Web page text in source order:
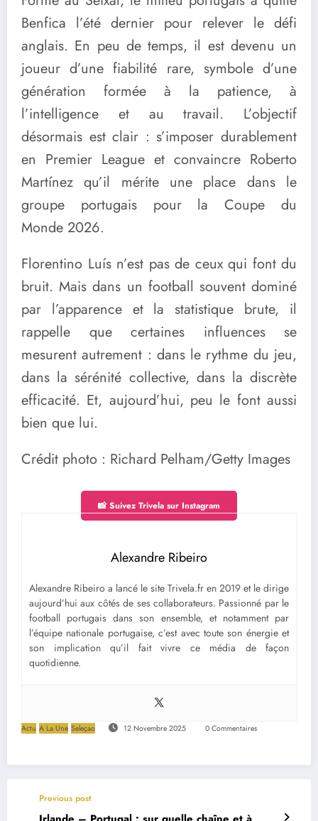
Benfica l’été dernier pour relever le défi
anglais. En peu de temps, il est devenu un
joueur d’une fiabilité rare, symbole d’une
génération formée à la patience, à
l’intelligence et au travail. L’objectif
désormais est clair : s’imposer durablement
en Premier League et convaincre Roberto
Martínez qu’il mérite une place dans le
groupe portugais pour la Coupe du
Monde 2026.
Florentino Luís n’est pas de ceux qui font du
bruit. Mais dans un football souvent dominé
par l’apparence et la statistique brute, il
rappelle que certaines influences se
mesurent autrement : dans le rythme du jeu,
dans la sérénité collective, dans la discrète
efficacité. Et, aujourd’hui, peu le font aussi
bien que lui.
Crédit photo : Richard Pelham/Getty Images
📸 Suivez Trivela sur Instagram
Alexandre Ribeiro
Alexandre Ribeiro a lancé le site Trivela.fr en 2019 et le dirige
aujourd’hui aux côtés de ses collaborateurs. Passionné par le
football portugais dans son ensemble, et notamment par
l’équipe nationale portugaise, c’est avec toute son énergie et
son implication qu’il fait vivre ce média de façon
quotidienne.
Actu A La Une Seleçao 12 Novembre 2025 0 Commentaires
Previous post